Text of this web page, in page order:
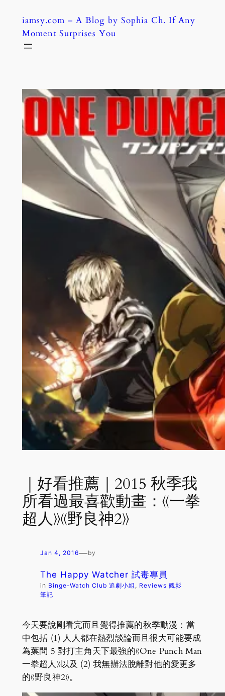
content
iamsy.com – A Blog by Sophia Ch. If Any
Moment Surprises You
｜好看推薦｜2015 秋季我
所看過最喜歡動畫：《一拳
超人》《野良神2》
Jan 4, 2016—by
The Happy Watcher 試毒專員
in Binge-Watch Club 追劇小組 , Reviews 觀影
筆記
今天要說剛看完而且覺得推薦的秋季動漫：當
中包括 (1) 人人都在熱烈談論而且很大可能要成
為葉問 5 對打主角天下最強的《One Punch Man
一拳超人》以及 (2) 我無辦法脫離對他的愛更多
的《野良神2》。